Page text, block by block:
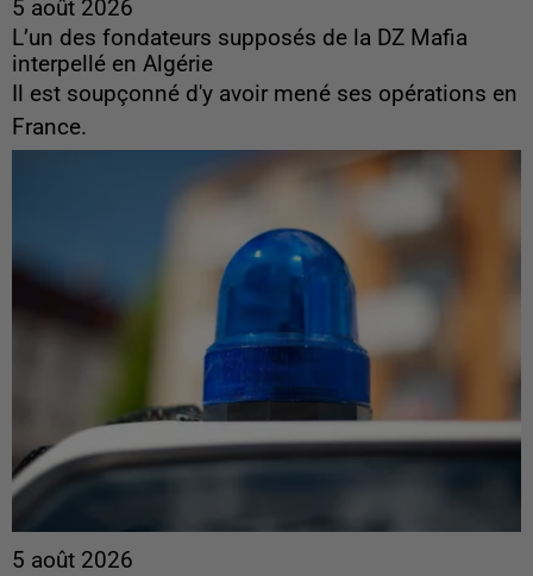
5 août 2026
L’un des fondateurs supposés de la DZ Mafia
interpellé en Algérie
Il est soupçonné d'y avoir mené ses opérations en
France.
5 août 2026